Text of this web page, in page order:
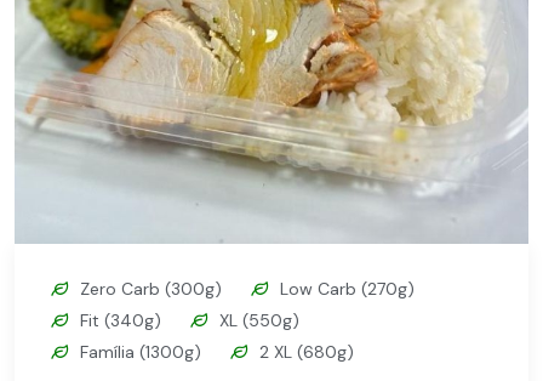
Zero Carb (300g)
Low Carb (270g)
Fit (340g)
XL (550g)
Família (1300g)
2 XL (680g)